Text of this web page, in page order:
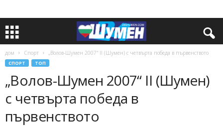
дом Спорт „Волов-Шумен 2007“ II (Шумен) с четвърта победа в първенството
СПОРТ ТОП
„Волов-Шумен 2007“ II (Шумен)
с четвърта победа в
първенството